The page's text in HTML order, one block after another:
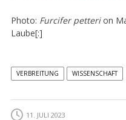
Photo: Furcifer petterion
Laube[:]
VERBREITUNG WISSENSCHAFT
11. JULI 2023